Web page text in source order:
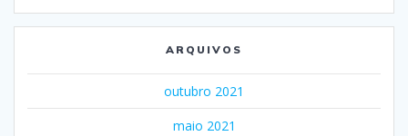
ARQUIVOS
outubro 2021
maio 2021